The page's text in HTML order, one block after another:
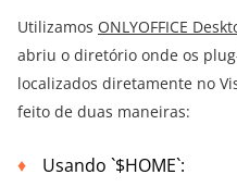
Utilizamos ONLYOFFICE
abriu o diretório onde os
localizados diretamente no
feito de duas maneiras:
Usando `$HOME`: